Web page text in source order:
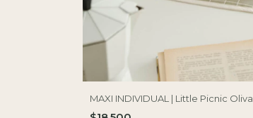
MAXI INDIVIDUAL | Little Picnic Oliva